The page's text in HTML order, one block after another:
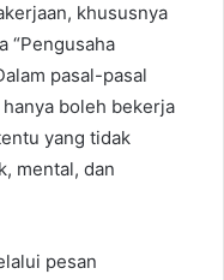
khususnya
“Pengusaha
pasal-pasal
boleh bekerja
yang tidak
mental, dan
pesan